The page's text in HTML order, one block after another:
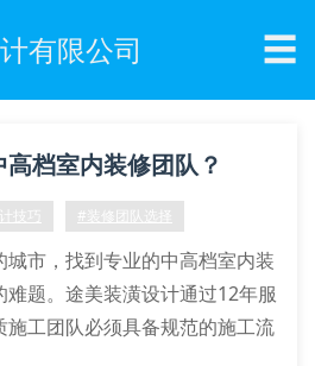
有限公司 ☰
档室内装修团队？
技巧 #装修团队选择
市，找到专业的中高档室内装
题。途美装潢设计通过12年服
工团队必须具备规范的施工流